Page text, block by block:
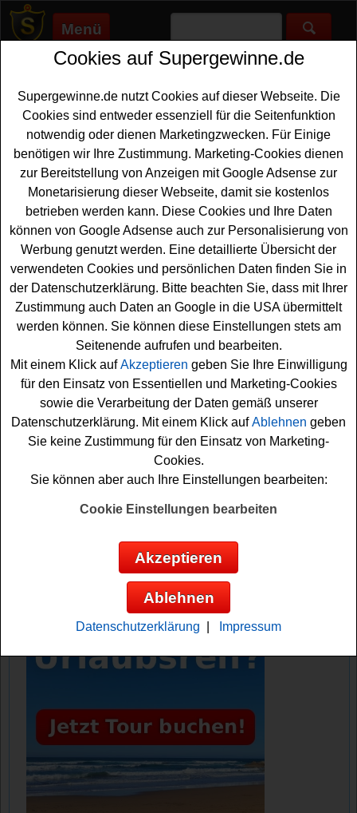
Menü
Supergewinne.de>Gewinnspiele>Reise Gewinnspiele>Edeka
Anzeige:
Anzeige:
Edeka Gewinnspiel - AIDA
Gutscheine gewinnen
AlleKreuzfahrtFans unter den Gewinnern sollten bei
diesem kostenlosen Edeka Gewinnspiel mitmachen.
Edeka Hessenring verlost dreimal zwei AIDA Gutscheine
im Wert von je2000 Euro für eine schöne Kreuzfahrt -
und mit etwas Glück können Sie einen solchen
Gutschein gewinnen.
Falls Sie an dem Edeka Gewinnspiel kostenlos
teilnehmen möchten, müssen Sie kurz das kleine
Formular ausfüllen, nachdem Sie die Lösung der
Preisfrage herausgefunden haben. Vielleicht haben Sie
ja Glück und können einen derGutscheinefür eine
schöne Kreuzfahrt gewinnen? Viel Erfolg!
Edeka verlost 3x2 AIDA Gutscheine für ein
Anzeige:
Cookies auf Supergewinne.de
Supergewinne.de nutzt Cookies auf dieser Webseite. Die
Cookies sind entweder essenziell für die Seitenfunktion
notwendig oder dienen Marketingzwecken. Für Einige
benötigen wir Ihre Zustimmung. Marketing-Cookies dienen
zur Bereitstellung von Anzeigen mit Google Adsense zur
Monetarisierung dieser Webseite, damit sie kostenlos
betrieben werden kann. Diese Cookies und Ihre Daten
können von Google Adsense auch zur Personalisierung von
Werbung genutzt werden. Eine detaillierte Übersicht der
verwendeten Cookies und persönlichen Daten finden Sie in
der Datenschutzerklärung. Bitte beachten Sie, dass mit Ihrer
Zustimmung auch Daten an Google in die USA übermittelt
werden können. Sie können diese Einstellungen stets am
Seitenende aufrufen und bearbeiten.
Mit einem Klick aufAkzeptieren geben Sie Ihre Einwilligung
für den Einsatz von Essentiellen und Marketing-Cookies
sowie die Verarbeitung der Daten gemäß unserer
Datenschutzerklärung. Mit einem Klick aufAblehnen geben
Sie keine Zustimmung für den Einsatz von Marketing-
Cookies.
Sie können aber auch Ihre Einstellungen bearbeiten:
Cookie Einstellungen bearbeiten
Akzeptieren
Ablehnen
Datenschutzerklärung Impressum